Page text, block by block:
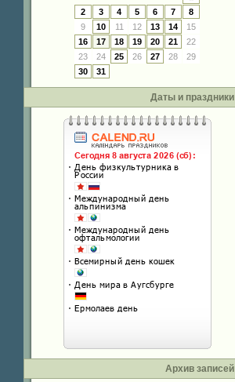
2
3 4 5 6 7
8
9
10 11 12 13 14
15
16
17 18 19 20 21
22
23
24 25 26 27 28
29
30
31
Даты и праздники
Архив записей